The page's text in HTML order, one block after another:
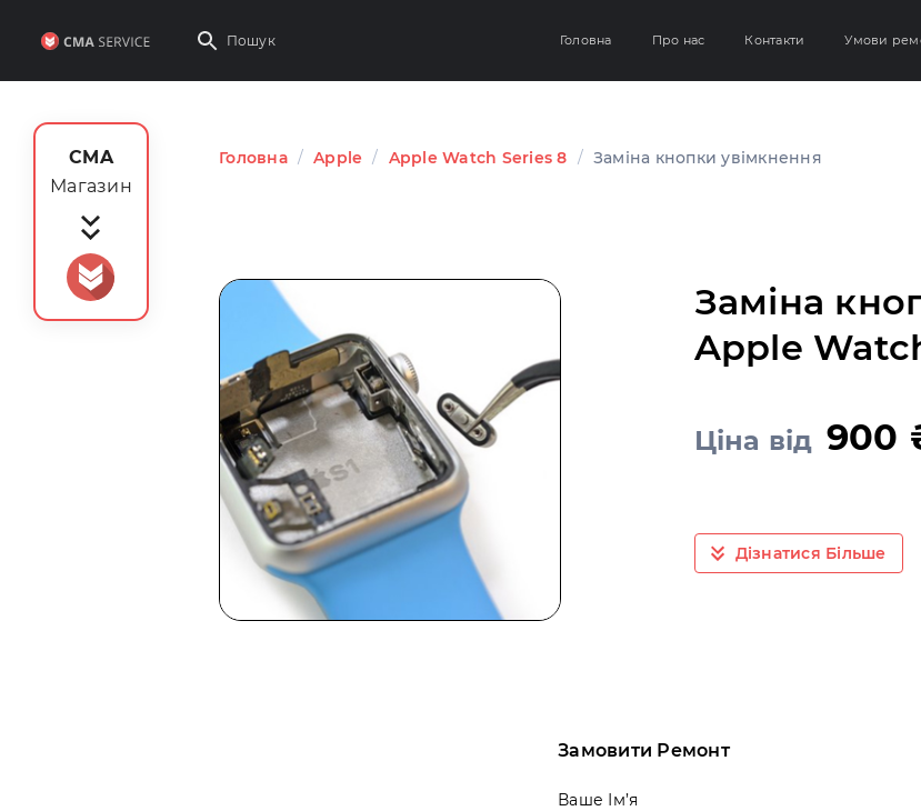
Головна Про нас Контакти Умови
Головна / Apple / Apple Watch Series 8 / Заміна кнопки увімкнення
Заміна
Apple
Ціна від 900
Дізнатися Більше
Замовити Ремонт
Ваше Ім’я
CMA
Магазин